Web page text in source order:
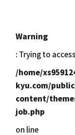
Warning
: Trying to
/home/
kyu.com/
content/
job.php
on line